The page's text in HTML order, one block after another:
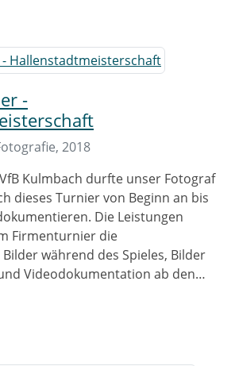
-
2018
Kulmbach durfte unser Fotograf
dieses Turnier von Beginn an bis
Die Leistungen
Firmenturnier die
während des Spieles, Bilder
Videodokumentation ab den…